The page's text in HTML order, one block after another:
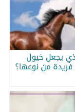
يجعل خيول
فريدة من نوعها؟